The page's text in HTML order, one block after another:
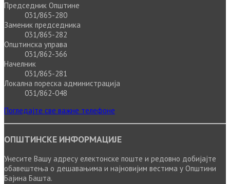
Председник Општине
031/865-280
Заменик председника
031/865-282
Општинска управа
031/862-366
Начелник
031/865-281
Локална пореска администрација
031/862-048
Погледајте све важне телефоне
ОПШТИНСКЕ ИНФОРМАЦИЈЕ
Унесите Вашу адресу електонске поште и редовно добијајте
обавештења о дешавањима и најновијим вестима у Општини
Бајина Башта.